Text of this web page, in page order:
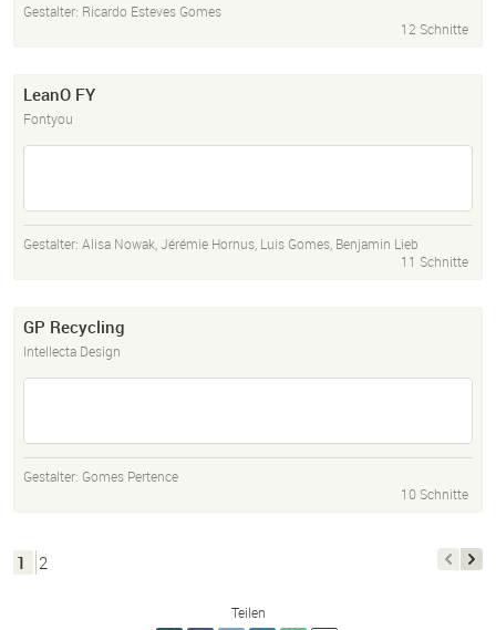
Gestalter: Ricardo Esteves Gomes
12 Schnitte
LeanO FY
Fontyou
Gestalter: Alisa Nowak,Jérémie Hornus, Luis Gomes, Benjamin Lieb
11 Schnitte
GP Recycling
Intellecta Design
Gestalter: Gomes Pertence
10 Schnitte
1 2
Teilen